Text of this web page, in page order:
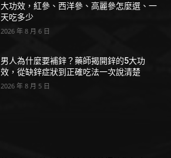
大功效，紅參、西洋參、高麗參怎麼選、一
天吃多少
2026 年 8 月 6 日
男人為什麼要補鋅？藥師揭開鋅的5大功
效，從缺鋅症狀到正確吃法一次說清楚
2026 年 8 月 5 日